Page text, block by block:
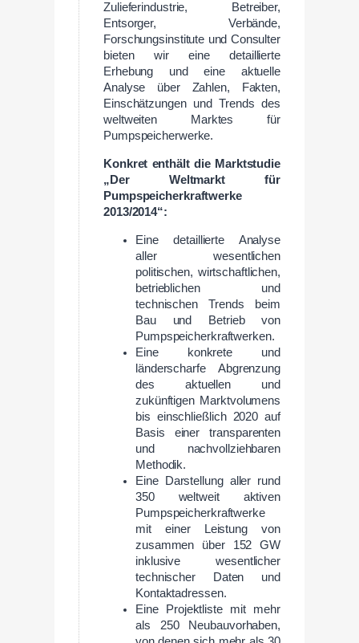
Zulieferindustrie, Betreiber,
Entsorger, Verbände,
Forschungsinstitute und Consulter
bieten wir eine detaillierte
Erhebung und eine aktuelle
Analyse über Zahlen, Fakten,
Einschätzungen und Trends des
weltweiten Marktes für
Pumpspeicherwerke.
Konkret enthält die Marktstudie
„Der Weltmarkt für
Pumpspeicherkraftwerke
2013/2014“:
Eine detaillierte Analyse
aller wesentlichen
politischen, wirtschaftlichen,
betrieblichen und
technischen Trends beim
Bau und Betrieb von
Pumpspeicherkraftwerken.
Eine konkrete und
länderscharfe Abgrenzung
des aktuellen und
zukünftigen Marktvolumens
bis einschließlich 2020 auf
Basis einer transparenten
und nachvollziehbaren
Methodik.
Eine Darstellung aller rund
350 weltweit aktiven
Pumpspeicherkraftwerke
mit einer Leistung von
zusammen über 152 GW
inklusive wesentlicher
technischer Daten und
Kontaktadressen.
Eine Projektliste mit mehr
als 250 Neubauvorhaben,